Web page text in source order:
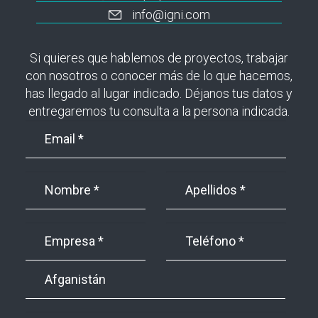
info@igni.com
Si quieres que hablemos de proyectos, trabajar
con nosotros o conocer más de lo que hacemos,
has llegado al lugar indicado. Déjanos tus datos y
entregaremos tu consulta a la persona indicada.